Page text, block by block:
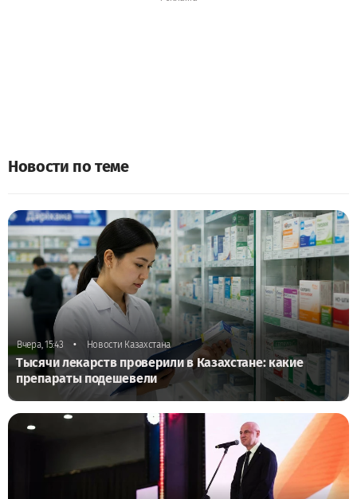
Новости по теме
Вчера, 15:43 • Новости Казахстана
Тысячи лекарств проверили в Казахстане: какие
препараты подешевели